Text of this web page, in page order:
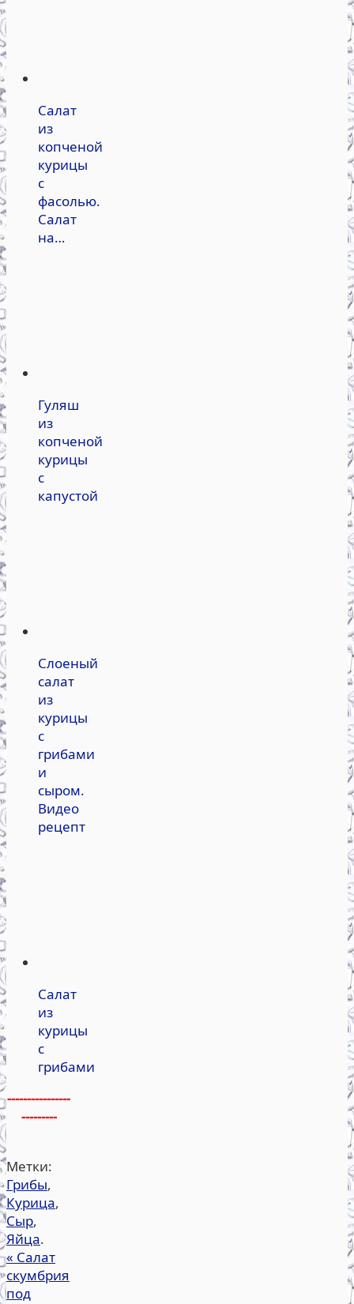
Салат
из
копченой
курицы
с
фасолью.
Салат
на…
Гуляш
из
копченой
курицы
с
капустой
Слоеный
салат
из
курицы
с
грибами
и
сыром.
Видео
рецепт
Салат
из
курицы
с
грибами
----------------
---------
Метки:
Грибы,
Курица,
Сыр,
Яйца.
« Салат
скумбрия
под